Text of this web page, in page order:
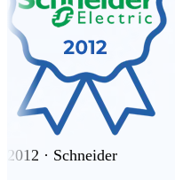
2012 · Schneider